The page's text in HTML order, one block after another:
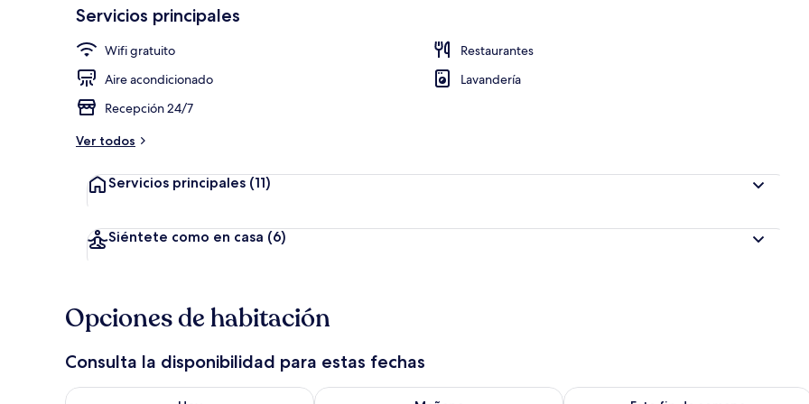
Servicios principales
Wifi gratuito
Restaurantes
Aire acondicionado
Lavandería
Recepción 24/7
Ver todos
Servicios principales (11)
Siéntete como en casa (6)
Opciones de habitación
Consulta la disponibilidad para estas fechas
Consulta la disponibilidad para hoy ago 7 - ago 8Consulta la disponibilidad para mañana ago 8 - ago 9Consulta la disponibilidad para este